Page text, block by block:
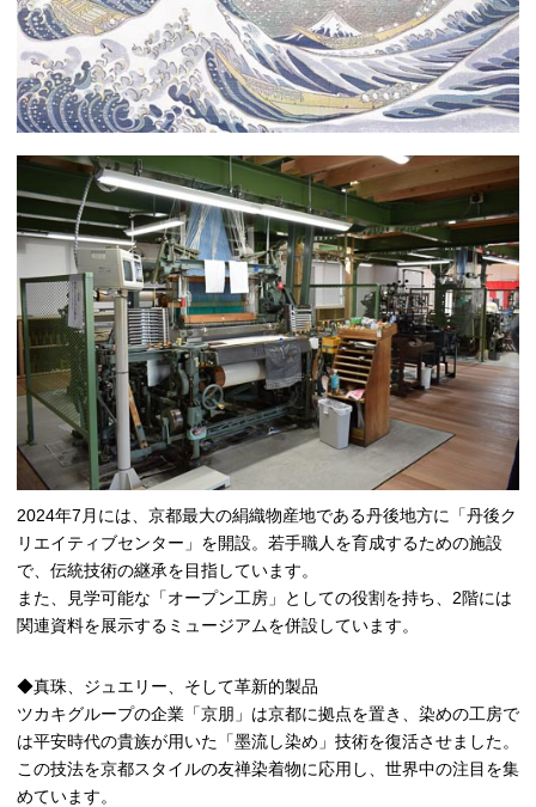
2024年7月には、京都最大の絹織物産地である丹後地方に「丹後ク
リエイティブセンター」を開設。若手職人を育成するための施設
で、伝統技術の継承を目指しています。
また、見学可能な「オープン工房」としての役割を持ち、2階には
関連資料を展示するミュージアムを併設しています。
◆真珠、ジュエリー、そして革新的製品
ツカキグループの企業「京朋」は京都に拠点を置き、染めの工房で
は平安時代の貴族が用いた「墨流し染め」技術を復活させました。
この技法を京都スタイルの友禅染着物に応用し、世界中の注目を集
めています。